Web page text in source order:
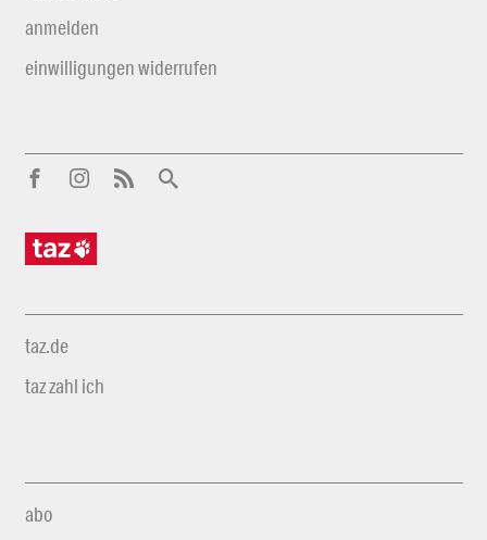
anmelden
einwilligungen widerrufen
taz.de
taz zahl ich
abo